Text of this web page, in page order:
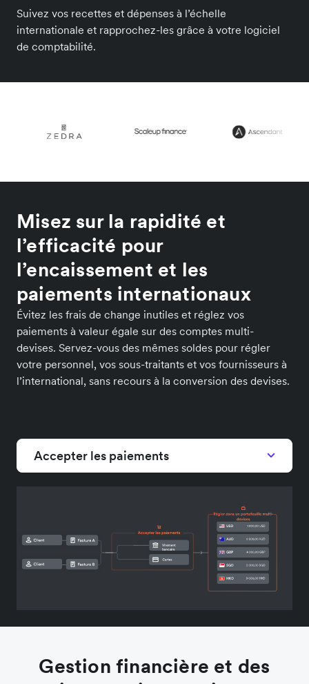
Suivez vos recettes et dépenses à l’échelle
internationale et rapprochez-les grâce à votre logiciel
de comptabilité.
Misez sur la rapidité et
l’efficacité pour
l’encaissement et les
paiements internationaux
Évitez les frais de change inutiles et réglez vos
paiements à valeur égale sur des comptes multi-
devises. Servez-vous des mêmes soldes pour régler
votre personnel, vos sous-traitants et vos fournisseurs à
l’international, sans recours à la conversion des devises.
Accepter les paiements
Gestion financière et des